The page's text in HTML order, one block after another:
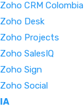
Zoho CRM Colombia
Zoho Desk
Zoho Projects
Zoho SalesIQ
Zoho Sign
Zoho Social
IA